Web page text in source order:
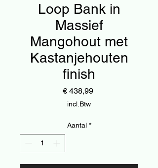
Loop Bank in
Massief
Mangohout met
Kastanjehouten
finish
€ 438,99Prijs
incl.Btw
Aantal *